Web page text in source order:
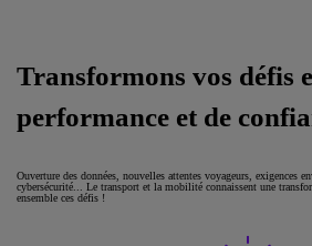
Transformons vos défis
performance et de
Ouverture des données, nouvelles attentes voyageurs, exigences
cybersécurité... Le transport et la mobilité connaissent une
ensemble ces défis !